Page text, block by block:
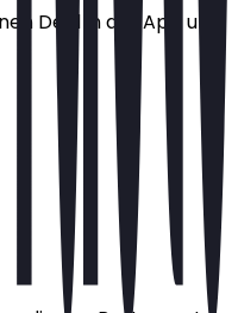
Deal in der App und